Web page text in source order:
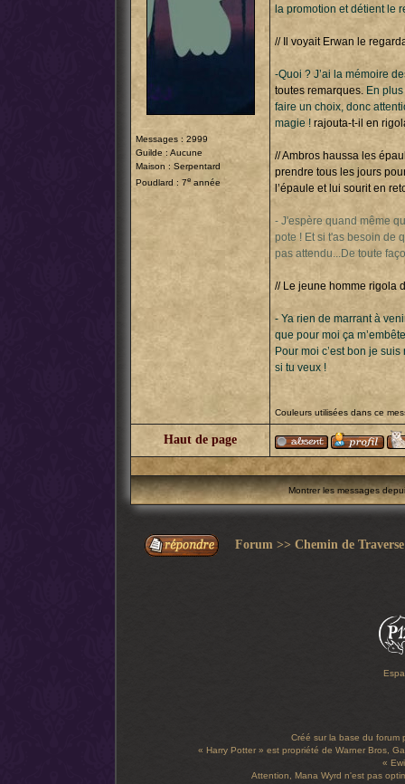
Messages : 2999
Guilde : Aucune
Maison : Serpentard
Poudlard : 7e année
la promotion et détient le
// Il voyait Erwan le
-Quoi ? J’ai la mémoire
toutes remarques. En
faire un choix, donc
magie ! rajouta-t-il en
// Ambros haussa les
prendre tous les jours
l’épaule et lui sourit en
- J'espère quand même
pote ! Et si t'as besoin de
pas attendu...De toute
// Le jeune homme rigola
- Ya rien de marrant à
que pour moi ça
Pour moi c’est bon je
si tu veux !
Couleurs utilisées dans ce
Haut de page
Montrer les messages
Forum >> Chemin de Traverse
Créé sur la base du forum
« Harry Potter » est propriété de Warner Bros,
«
Attention, Mana Wyrd n'est pas